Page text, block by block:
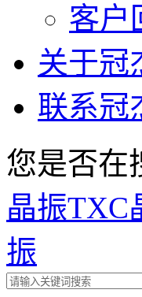
客户
关于冠
联系冠
您是否在
晶振TXC
振